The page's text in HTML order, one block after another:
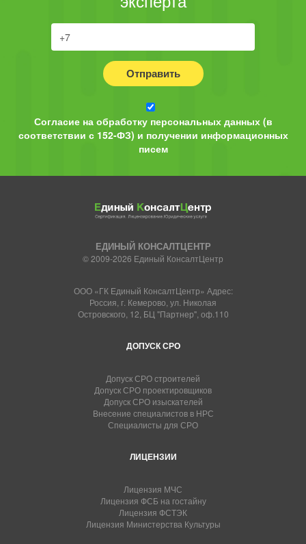
Отправить
Согласие на обработку персональных данных (в
соответствии с 152-ФЗ) и получении информационных
писем
ЕДИНЫЙ КОНСАЛТЦЕНТР
© 2009-2026 Единый КонсалтЦентр
ООО «ГК Единый КонсалтЦентр» Адрес:
Россия, г. Кемерово, ул. Николая
Островского, 12, БЦ "Партнер", оф.110
ДОПУСК СРО
Допуск СРО строителей
Допуск СРО проектировщиков
Допуск СРО изыскателей
Внесение специалистов в НРС
Специалисты для СРО
ЛИЦЕНЗИИ
Лицензия МЧС
Лицензия ФСБ на гостайну
Лицензия ФСТЭК
Лицензия Министерства Культуры